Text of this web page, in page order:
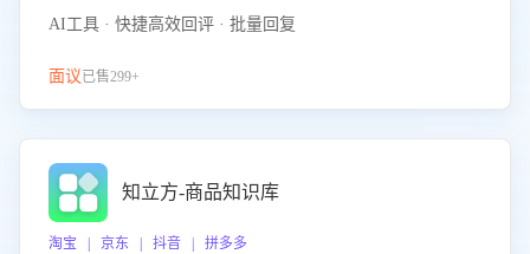
AI工具 · 快捷高效回评 · 批量回复
面议已售299+
知立方-商品知识库
淘宝 | 京东 | 抖音 | 拼多多